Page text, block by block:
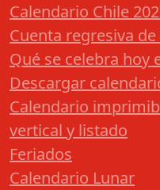
Calendario Chile
Cuenta regresiva
Qué se celebra hoy
Descargar
Calendario
vertical y listado
Feriados
Calendario Lunar